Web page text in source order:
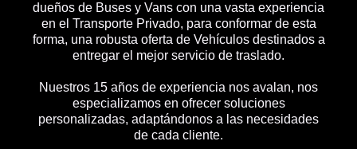
dueños de Buses y Vans con una vasta experiencia
en el Transporte Privado, para conformar de esta
forma, una robusta oferta de Vehículos destinados a
entregar el mejor servicio de traslado.
Nuestros 15 años de experiencia nos avalan, nos
especializamos en ofrecer soluciones
personalizadas, adaptándonos a las necesidades
de cada cliente.